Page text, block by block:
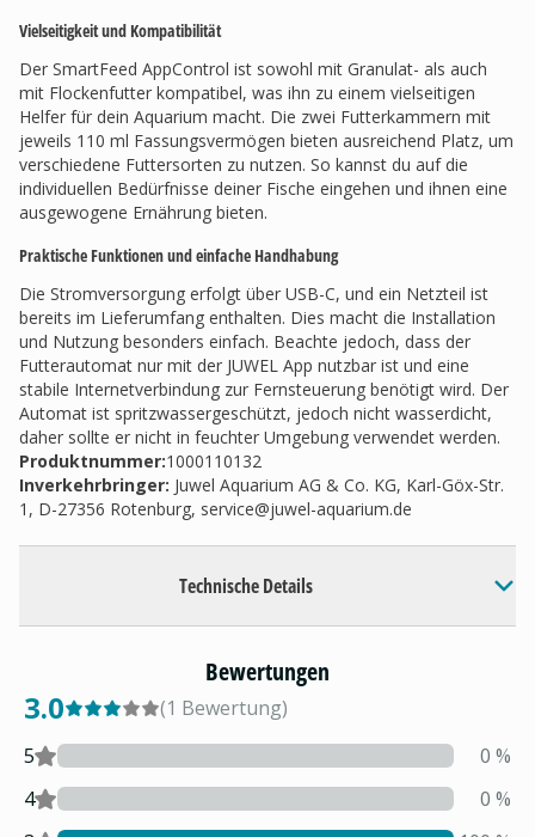
Vielseitigkeit und Kompatibilität
Der SmartFeed AppControl ist sowohl mit Granulat- als auch
mit Flockenfutter kompatibel, was ihn zu einem vielseitigen
Helfer für dein Aquarium macht. Die zwei Futterkammern mit
jeweils 110 ml Fassungsvermögen bieten ausreichend Platz, um
verschiedene Futtersorten zu nutzen. So kannst du auf die
individuellen Bedürfnisse deiner Fische eingehen und ihnen eine
ausgewogene Ernährung bieten.
Praktische Funktionen und einfache Handhabung
Die Stromversorgung erfolgt über USB-C, und ein Netzteil ist
bereits im Lieferumfang enthalten. Dies macht die Installation
und Nutzung besonders einfach. Beachte jedoch, dass der
Futterautomat nur mit der JUWEL App nutzbar ist und eine
stabile Internetverbindung zur Fernsteuerung benötigt wird. Der
Automat ist spritzwassergeschützt, jedoch nicht wasserdicht,
daher sollte er nicht in feuchter Umgebung verwendet werden.
Produktnummer:1000110132
Inverkehrbringer: Juwel Aquarium AG & Co. KG, Karl-Göx-Str.
1, D-27356 Rotenburg, service@juwel-aquarium.de
Technische Details
Bewertungen
3.0 (1 Bewertung)
5
0 %
4
0 %